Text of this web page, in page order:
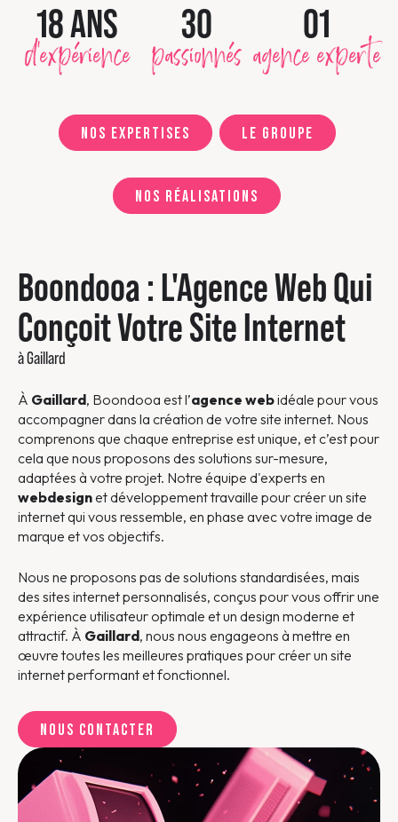
18 ANS
d'expérience
30
passionnés
01
agence experte
Nos expertises Le groupe
Nos réalisations
Boondooa : L'Agence Web Qui
Conçoit Votre Site Internet
à Gaillard
À Gaillard, Boondooa est l’agence webidéale pour vous
accompagner dans la création de votre site internet. Nous
comprenons que chaque entreprise est unique, et c’est pour
cela que nous proposons des solutions sur-mesure,
adaptées à votre projet. Notre équipe d'experts en
webdesignet développement travaille pour créer un site
internet qui vous ressemble, en phase avec votre image de
marque et vos objectifs.
Nous ne proposons pas de solutions standardisées, mais
des sites internet personnalisés, conçus pour vous offrir une
expérience utilisateur optimale et un design moderne et
attractif. À Gaillard, nous nous engageons à mettre en
œuvre toutes les meilleures pratiques pour créer un site
internet performant et fonctionnel.
Nous contacter